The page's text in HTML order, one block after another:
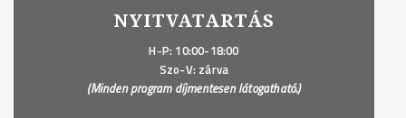
NYITVATARTÁS
H-P: 10:00-18:00
Szo-V: zárva
(Minden program díjmentesen látogatható.)